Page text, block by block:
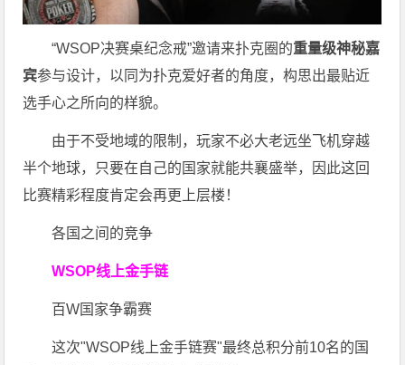
“WSOP决赛桌纪念戒”邀请来扑克圈的重量级神秘嘉
宾参与设计，以同为扑克爱好者的角度，构思出最贴近
选手心之所向的样貌。
由于不受地域的限制，玩家不必大老远坐飞机穿越
半个地球，只要在自己的国家就能共襄盛举，因此这回
比赛精彩程度肯定会再更上层楼！
各国之间的竞争
WSOP线上金手链
百W国家争霸赛
这次"WSOP线上金手链赛"最终总积分前10名的国